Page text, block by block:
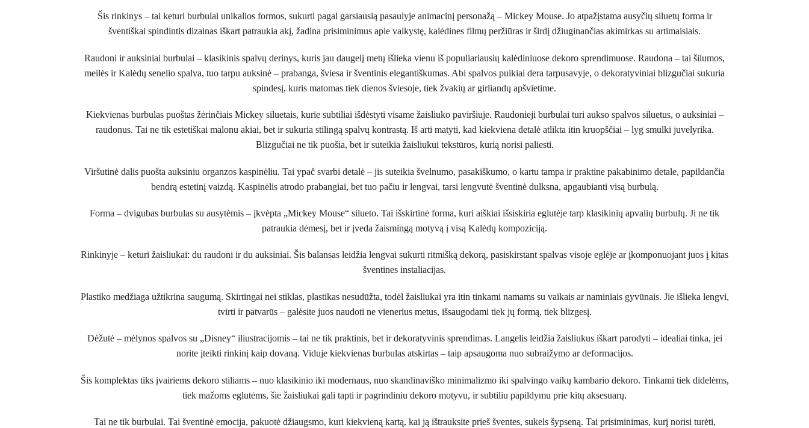
Šis rinkinys – tai keturi burbulai unikalios formos, sukurti pagal garsiausią pasaulyje animacinį personažą – Mickey Mouse. Jo atpažįstama ausyčių siluetų forma ir
šventiškai spindintis dizainas iškart patraukia akį, žadina prisiminimus apie vaikystę, kalėdines filmų peržiūras ir širdį džiuginančias akimirkas su artimaisiais.
Raudoni ir auksiniai burbulai – klasikinis spalvų derinys, kuris jau daugelį metų išlieka vienu iš populiariausių kalėdiniuose dekoro sprendimuose. Raudona – tai šilumos,
meilės ir Kalėdų senelio spalva, tuo tarpu auksinė – prabanga, šviesa ir šventinis elegantiškumas. Abi spalvos puikiai dera tarpusavyje, o dekoratyviniai blizgučiai sukuria
spindesį, kuris matomas tiek dienos šviesoje, tiek žvakių ar girliandų apšvietime.
Kiekvienas burbulas puoštas žėrinčiais Mickey siluetais, kurie subtiliai išdėstyti visame žaisliuko paviršiuje. Raudonieji burbulai turi aukso spalvos siluetus, o auksiniai –
raudonus. Tai ne tik estetiškai malonu akiai, bet ir sukuria stilingą spalvų kontrastą. Iš arti matyti, kad kiekviena detalė atlikta itin kruopščiai – lyg smulki juvelyrika.
Blizgučiai ne tik puošia, bet ir suteikia žaisliukui tekstūros, kurią norisi paliesti.
Viršutinė dalis puošta auksiniu organzos kaspinėliu. Tai ypač svarbi detalė – jis suteikia švelnumo, pasakiškumo, o kartu tampa ir praktine pakabinimo detale, papildančia
bendrą estetinį vaizdą. Kaspinėlis atrodo prabangiai, bet tuo pačiu ir lengvai, tarsi lengvutė šventinė dulksna, apgaubianti visą burbulą.
Forma – dvigubas burbulas su ausytėmis – įkvėpta „Mickey Mouse“ silueto. Tai išskirtinė forma, kuri aiškiai išsiskiria eglutėje tarp klasikinių apvalių burbulų. Ji ne tik
patraukia dėmesį, bet ir įveda žaismingą motyvą į visą Kalėdų kompoziciją.
Rinkinyje – keturi žaisliukai: du raudoni ir du auksiniai. Šis balansas leidžia lengvai sukurti ritmišką dekorą, pasiskirstant spalvas visoje eglėje ar įkomponuojant juos į kitas
šventines instaliacijas.
Plastiko medžiaga užtikrina saugumą. Skirtingai nei stiklas, plastikas nesudūžta, todėl žaisliukai yra itin tinkami namams su vaikais ar naminiais gyvūnais. Jie išlieka lengvi,
tvirti ir patvarūs – galėsite juos naudoti ne vienerius metus, išsaugodami tiek jų formą, tiek blizgesį.
Dėžutė – mėlynos spalvos su „Disney“ iliustracijomis – tai ne tik praktinis, bet ir dekoratyvinis sprendimas. Langelis leidžia žaisliukus iškart parodyti – idealiai tinka, jei
norite įteikti rinkinį kaip dovaną. Viduje kiekvienas burbulas atskirtas – taip apsaugoma nuo subraižymo ar deformacijos.
Šis komplektas tiks įvairiems dekoro stiliams – nuo klasikinio iki modernaus, nuo skandinaviško minimalizmo iki spalvingo vaikų kambario dekoro. Tinkami tiek didelėms,
tiek mažoms eglutėms, šie žaisliukai gali tapti ir pagrindiniu dekoro motyvu, ir subtiliu papildymu prie kitų aksesuarų.
Tai ne tik burbulai. Tai šventinė emocija, pakuotė džiaugsmo, kuri kiekvieną kartą, kai ją ištrauksite prieš šventes, sukels šypseną. Tai prisiminimas, kurį norisi turėti,